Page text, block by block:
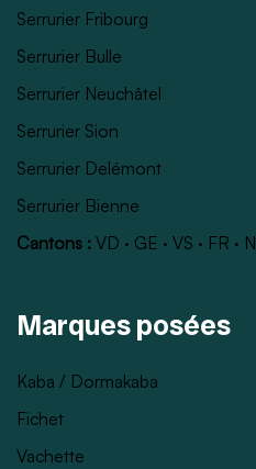
Serrurier Fribourg
Serrurier Bulle
Serrurier Neuchâtel
Serrurier Sion
Serrurier Delémont
Serrurier Bienne
Cantons : VD · GE · VS · FR ·
Marques posées
Kaba / Dormakaba
Fichet
Vachette